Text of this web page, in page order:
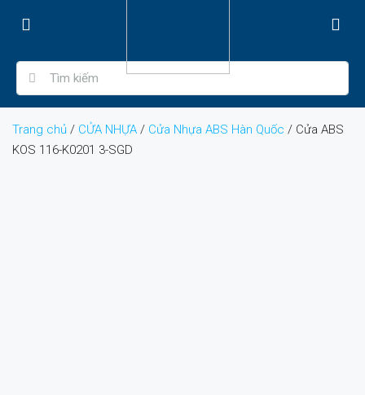
Trang chủ / CỬA NHỰA / Cửa Nhựa ABS Hàn Quốc / Cửa ABS
KOS 116-K0201 3-SGD